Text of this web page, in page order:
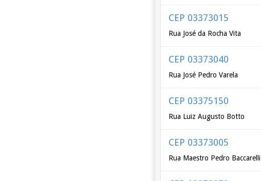
CEP 03373015
Rua José da Rocha Vita
CEP 03373040
Rua José Pedro Varela
CEP 03375150
Rua Luiz Augusto Botto
CEP 03373005
Rua Maestro Pedro Baccarelli